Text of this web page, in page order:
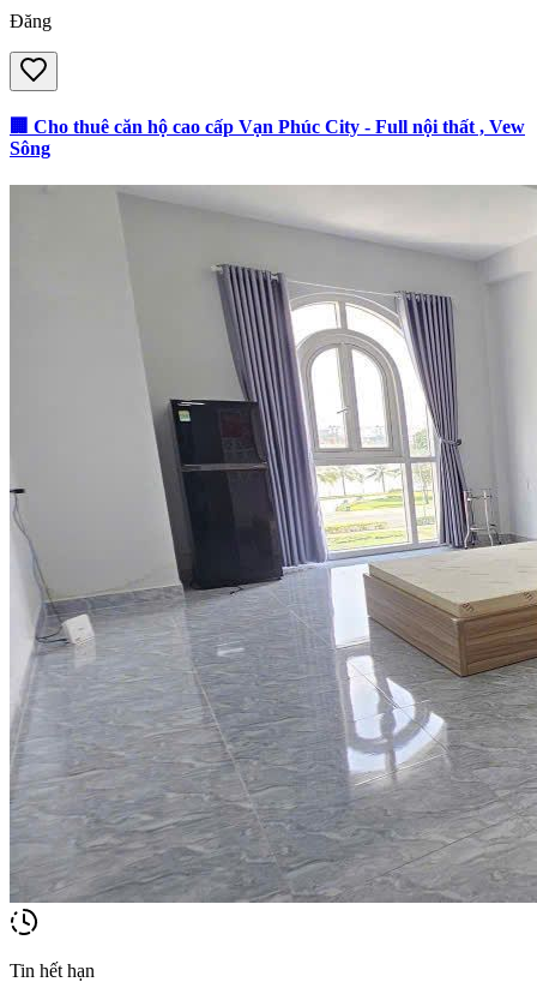
Đăng
🏢 Cho thuê căn hộ cao cấp Vạn Phúc City - Full nội thất , Vew
Sông
Tin hết hạn